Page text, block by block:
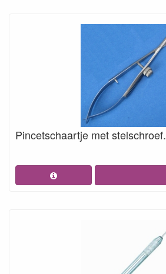
Pincetschaartje met stelschroef.